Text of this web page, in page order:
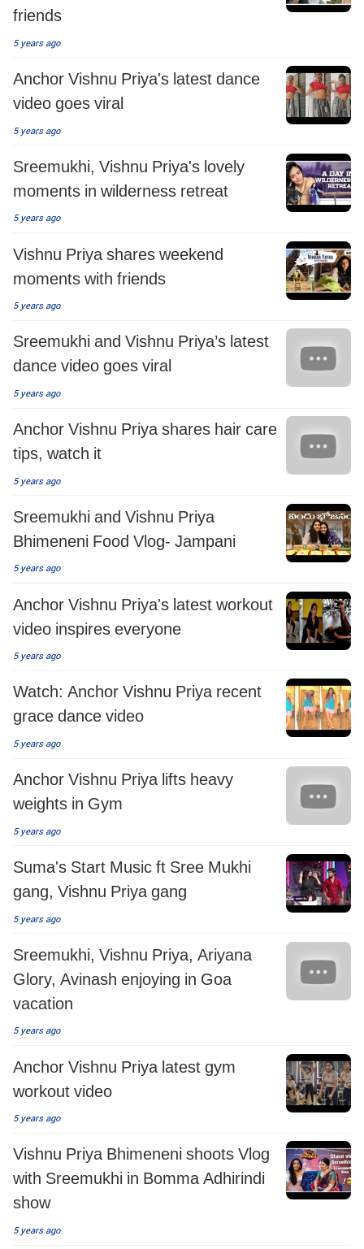
friends
5 years ago
Anchor Vishnu Priya's latest dance
video goes viral
5 years ago
Sreemukhi, Vishnu Priya's lovely
moments in wilderness retreat
5 years ago
Vishnu Priya shares weekend
moments with friends
5 years ago
Sreemukhi and Vishnu Priya’s latest
dance video goes viral
5 years ago
Anchor Vishnu Priya shares hair care
tips, watch it
5 years ago
Sreemukhi and Vishnu Priya
Bhimeneni Food Vlog- Jampani
5 years ago
Anchor Vishnu Priya's latest workout
video inspires everyone
5 years ago
Watch: Anchor Vishnu Priya recent
grace dance video
5 years ago
Anchor Vishnu Priya lifts heavy
weights in Gym
5 years ago
Suma's Start Music ft Sree Mukhi​
gang, Vishnu Priya​ gang
5 years ago
Sreemukhi, Vishnu Priya, Ariyana
Glory, Avinash enjoying in Goa
vacation
5 years ago
Anchor Vishnu Priya latest gym
workout video
5 years ago
Vishnu Priya Bhimeneni shoots Vlog
with Sreemukhi in Bomma Adhirindi
show
5 years ago